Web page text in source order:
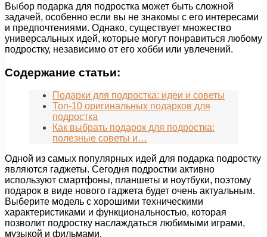
Выбор подарка для подростка может быть сложной
задачей, особенно если вы не знакомы с его интересами
и предпочтениями. Однако, существует множество
универсальных идей, которые могут понравиться любому
подростку, независимо от его хобби или увлечений.
Содержание статьи:
Подарки для подростка: идеи и советы
Топ-10 оригинальных подарков для
подростка
Как выбрать подарок для подростка:
полезные советы и…
Одной из самых популярных идей для подарка подростку
являются гаджеты. Сегодня подростки активно
используют смартфоны, планшеты и ноутбуки, поэтому
подарок в виде нового гаджета будет очень актуальным.
Выберите модель с хорошими техническими
характеристиками и функциональностью, которая
позволит подростку наслаждаться любимыми играми,
музыкой и фильмами.